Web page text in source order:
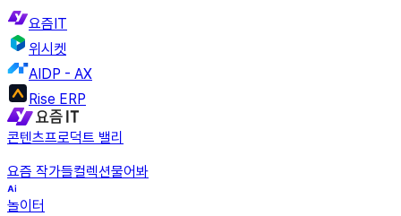
요즘IT
위시켓
AIDP - AX
Rise ERP
콘텐츠프로덕트 밸리
요즘 작가들컬렉션물어봐
놀이터